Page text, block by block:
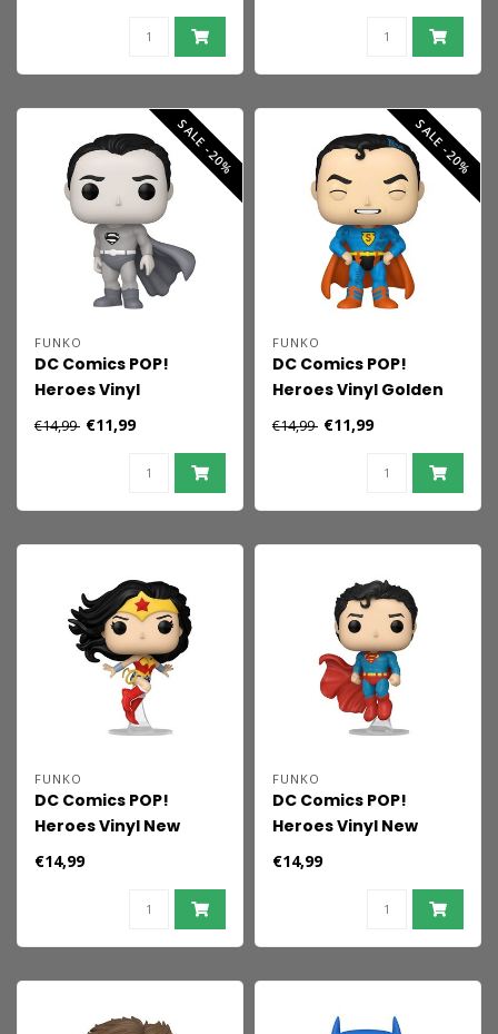
SALE -20%
FUNKO
DC Comics POP!
Heroes Vinyl
Superman '50 9 cm
€14,99 €11,99
SALE -20%
FUNKO
DC Comics POP!
Heroes Vinyl Golden
Age Superman 9 cm
€14,99 €11,99
FUNKO
DC Comics POP!
Heroes Vinyl New
Classics - Wonder
€14,99
FUNKO
DC Comics POP!
Heroes Vinyl New
Classics - Superman 9
€14,99